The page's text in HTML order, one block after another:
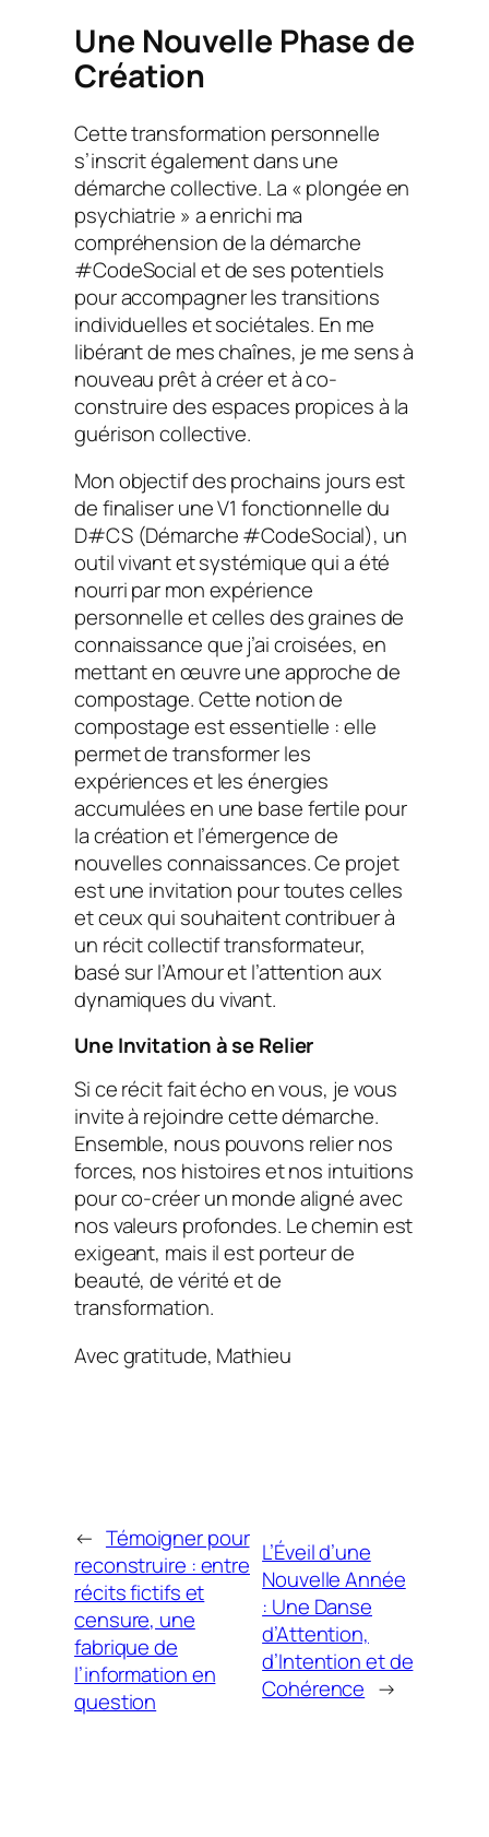
Une Nouvelle Phase de
Création
Cette transformation personnelle
s’inscrit également dans une
démarche collective. La « plongée en
psychiatrie » a enrichi ma
compréhension de la démarche
#CodeSocial et de ses potentiels
pour accompagner les transitions
individuelles et sociétales. En me
libérant de mes chaînes, je me sens à
nouveau prêt à créer et à co-
construire des espaces propices à la
guérison collective.
Mon objectif des prochains jours est
de finaliser une V1 fonctionnelle du
D#CS (Démarche #CodeSocial), un
outil vivant et systémique qui a été
nourri par mon expérience
personnelle et celles des graines de
connaissance que j’ai croisées, en
mettant en œuvre une approche de
compostage. Cette notion de
compostage est essentielle : elle
permet de transformer les
expériences et les énergies
accumulées en une base fertile pour
la création et l’émergence de
nouvelles connaissances. Ce projet
est une invitation pour toutes celles
et ceux qui souhaitent contribuer à
un récit collectif transformateur,
basé sur l’Amour et l’attention aux
dynamiques du vivant.
Une Invitation à se Relier
Si ce récit fait écho en vous, je vous
invite à rejoindre cette démarche.
Ensemble, nous pouvons relier nos
forces, nos histoires et nos intuitions
pour co-créer un monde aligné avec
nos valeurs profondes. Le chemin est
exigeant, mais il est porteur de
beauté, de vérité et de
transformation.
Avec gratitude, Mathieu
← Témoigner pour
reconstruire : entre
récits fictifs et
censure, une
fabrique de
l’information en
question
L’Éveil d’une
Nouvelle Année
: Une Danse
d’Attention,
d’Intention et de
Cohérence →